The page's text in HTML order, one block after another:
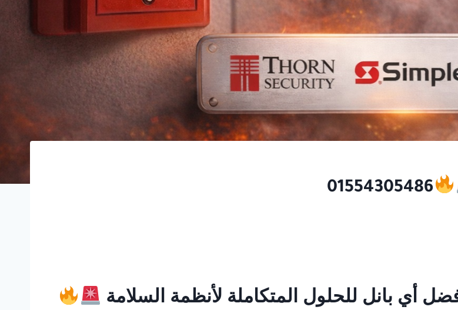
01554305486
أي بانل للحلول المتكاملة لأنظمة السلامة